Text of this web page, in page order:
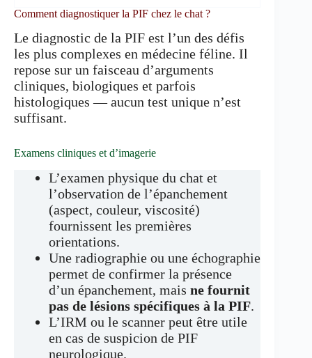
Comment diagnostiquer la PIF chez le chat ?
Le diagnostic de la PIF est l’un des défis
les plus complexes en médecine féline. Il
repose sur un faisceau d’arguments
cliniques, biologiques et parfois
histologiques — aucun test unique n’est
suffisant.
Examens cliniques et d’imagerie
L’examen physique du chat et
l’observation de l’épanchement
(aspect, couleur, viscosité)
fournissent les premières
orientations.
Une radiographie ou une échographie
permet de confirmer la présence
d’un épanchement, mais ne fournit
pas de lésions spécifiques à la PIF.
L’IRM ou le scanner peut être utile
en cas de suspicion de PIF
neurologique.